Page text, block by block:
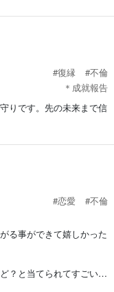
#復縁
#不倫
＊成就報告
りです。先の未来まで信
#恋愛
#不倫
る事ができて嬉しかった
？と当てられてすごい…